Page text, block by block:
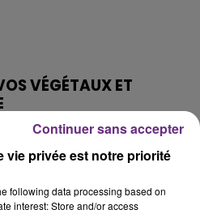
VÉGÉTAUX ET
FM, vous
sujet d'actualité. Rencontre
font l'actu dans notre
vie privée est notre priorité
following data processing based on
interest: Store and/or access
Continuer sans accepter